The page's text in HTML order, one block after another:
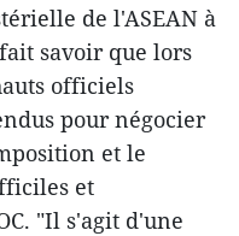
de l'ASEAN à
savoir que lors
officiels
pour négocier
et le
et
"Il s'agit d'une